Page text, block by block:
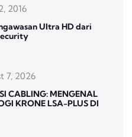
2016
Ultra HD dari
7, 2026
CABLING: MENGENAL
KRONE LSA-PLUS DI